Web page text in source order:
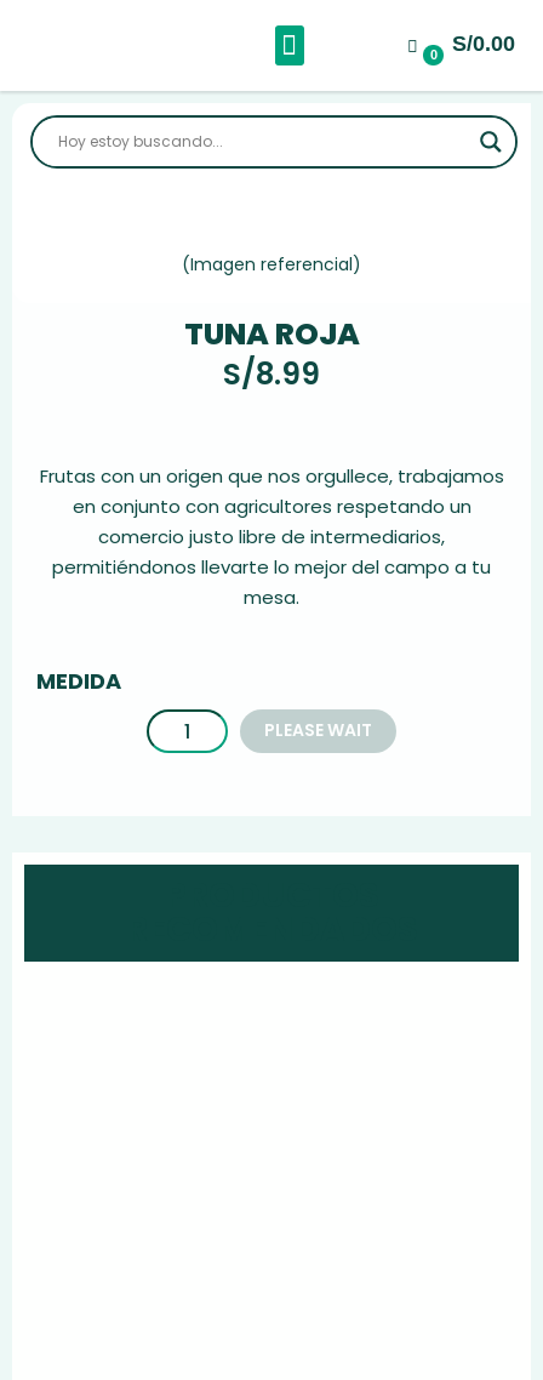
0 S/0.00
(Imagen referencial)
TUNA ROJA
S/8.99
Frutas con un origen que nos orgullece, trabajamos
en conjunto con agricultores respetando un
comercio justo libre de intermediarios,
permitiéndonos llevarte lo mejor del campo a tu
mesa.
MEDIDA
PLEASE WAIT